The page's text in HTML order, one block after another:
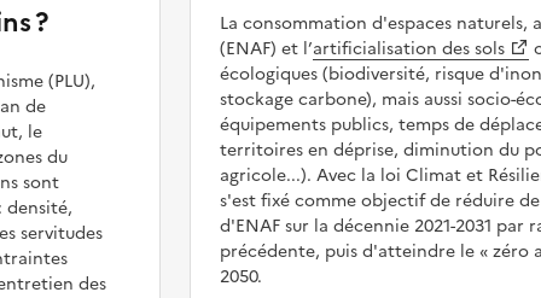
?
(PLU),
de
le
du
sont
densité,
servitudes
des
La consommation d'espaces naturels,
(ENAF) et l’artificialisation des sols
écologiques (biodiversité, risque
stockage carbone), mais aussi socio-
équipements publics, temps de
territoires en déprise, diminution du
agricole...). Avec la loi Climat et
s'est fixé comme objectif de réduire
d'ENAF sur la décennie 2021-2031 par
précédente, puis d'atteindre le zéro
2050.